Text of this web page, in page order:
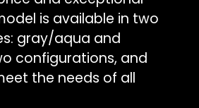
is available in two
gray/aqua and
configurations, and
the needs of all